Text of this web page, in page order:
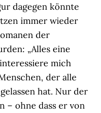
dagegen könnte
immer wieder
der
„Alles eine
mich
der alle
hat. Nur der
– ohne dass er von